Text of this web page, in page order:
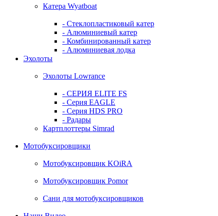
Катера Wyatboat
- Cтеклопластиковый катер
- Алюминиевый катер
- Комбинированный катер
- Алюминиевая лодка
Эхолоты
Эхолоты Lowrance
- СЕРИЯ ELITE FS
- Серия EAGLE
- Серия HDS PRO
- Радары
Картплоттеры Simrad
Мотобуксировщики
Мотобуксировщик KOiRA
Мотобуксировщик Pomor
Сани для мотобуксировщиков